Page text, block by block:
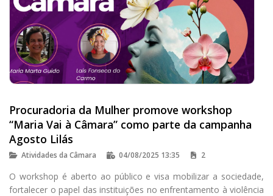
Procuradoria da Mulher promove workshop
“Maria Vai à Câmara” como parte da campanha
Agosto Lilás
Atividades da Câmara 04/08/2025 13:35 2
O workshop é aberto ao público e visa mobilizar a sociedade,
fortalecer o papel das instituições no enfrentamento à violência